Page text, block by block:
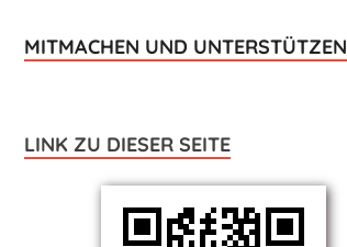
MITMACHEN UND UNTERSTÜTZEN
LINK ZU DIESER SEITE